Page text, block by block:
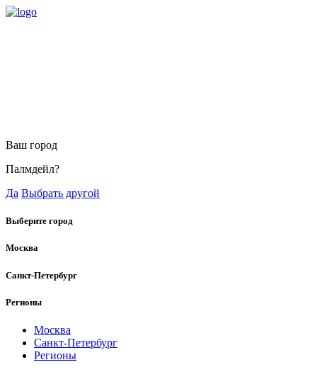
Ваш город
Палмдейл?
Да Выбрать другой
Выберите город
Москва
Санкт-Петербург
Регионы
Москва
Санкт-Петербург
Регионы